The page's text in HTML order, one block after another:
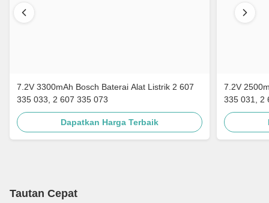
7.2V 3300mAh Bosch Baterai Alat Listrik 2 607
335 033, 2 607 335 073
Dapatkan Harga Terbaik
7.2V
335 031, 2
Tautan Cepat